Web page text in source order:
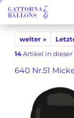
weiter »
14Artikel in
640 Nr.51